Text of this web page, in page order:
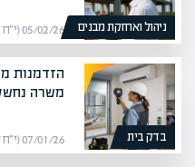
ניהול ואחזקת מבנים 05/02/26 (י״ח שבט תשפ״ו) | מערכת אפיק
בדק בית
הזדמנות
משרה
07/01/26 (י״ח טבת תשפ״ו) | מערכת אפיק